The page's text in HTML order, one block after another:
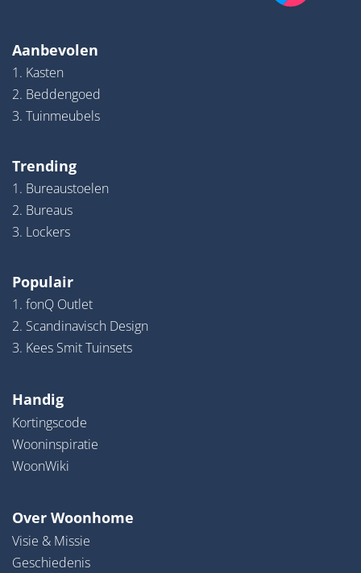
Aanbevolen
1. Kasten
2. Beddengoed
3. Tuinmeubels
Trending
1. Bureaustoelen
2. Bureaus
3. Lockers
Populair
1. fonQ Outlet
2. Scandinavisch Design
3. Kees Smit Tuinsets
Handig
Kortingscode
Wooninspiratie
WoonWiki
Over Woonhome
Visie & Missie
Geschiedenis